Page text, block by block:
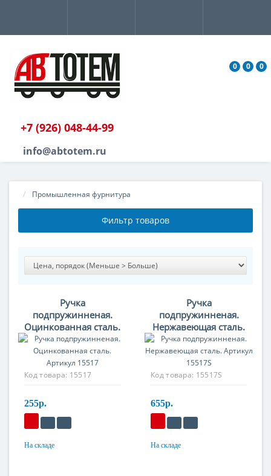
0 0 0
+7 (926) 048-44-99
info@abtotem.ru
Промышленная фурнитура
Фильтр товаров
Ручка
подпружинненая.
Оцинкованная сталь.
Артикул 15517
Код товара: 15517
255р.
На складе
Ручка
подпружинненая.
Нержавеющая сталь.
Артикул 15517S
Код товара: 15517S
655р.
На складе